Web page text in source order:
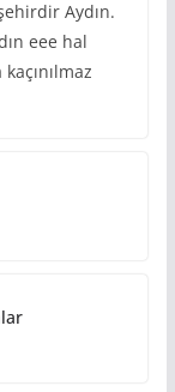
Aydın.
eee hal